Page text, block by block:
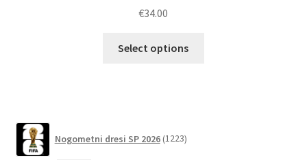
€34.00
Select options
Nogometni dresi SP 2026 1223izdelkov